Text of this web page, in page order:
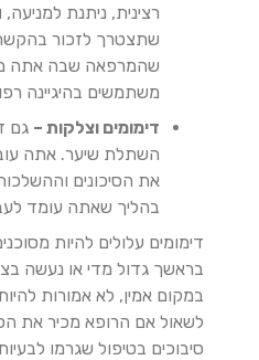
רצינית, ניתנת
שתצטרך לזכור
שהמרפאה שבה אתה
משתמשים בהיגיינה
דימומים וצלקות – גם
השתלת שיער. אתה
את הסיכונים
בהליך שאתה עומד
דימומים עלולים להיות
בראשך גדול מדי או נעשה
במקום אמין, לא אמורות
לשאול אם הרופא מכיר את
סיבוכים בטיפול שגרמו